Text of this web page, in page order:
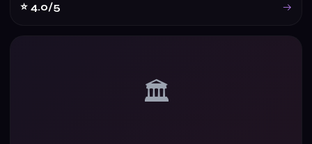
⭐ 4.0/5 →
🏛️